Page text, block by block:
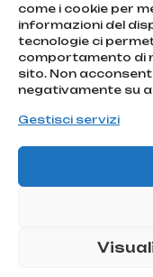
come i cookie per
informazioni del
tecnologie ci
comportamento di
sito. Non
negativamente su
Gestisci servizi
We chase
emotions
Via Montello, 80
@2025
Montebelluna (TV)